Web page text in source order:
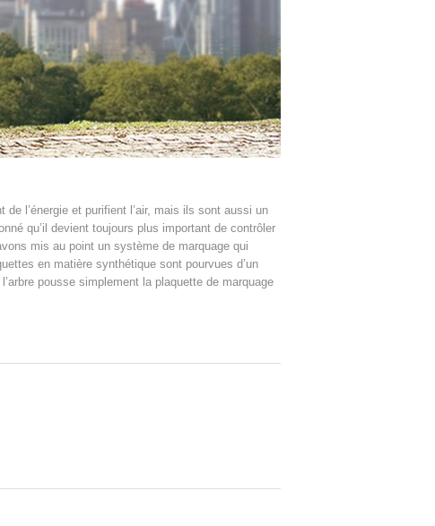
l’énergie et purifient l’air, mais ils sont aussi un
qu’il devient toujours plus important de contrôler
mis au point un système de marquage qui
en matière synthétique sont pourvues d’un
pousse simplement la plaquette de marquage